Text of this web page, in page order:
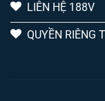
LIÊN HỆ 188V
QUYỀN RIÊNG